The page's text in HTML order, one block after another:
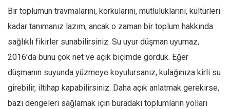
Bir toplumun travmalarını, korkularını, mutluluklarını, kültürleri
kadar tanımanız lazım, ancak o zaman bir toplum hakkında
sağlıklı fikirler sunabilirsiniz. Su uyur düşman uyumaz,
2016’da bunu çok net ve açık biçimde gördük. Eğer
düşmanın suyunda yüzmeye koyulursanız, kulağınıza kirli su
girebilir, iltihap kapabilirsiniz. Daha açık anlatmak gerekirse,
bazı dengeleri sağlamak için buradaki toplumların yolları